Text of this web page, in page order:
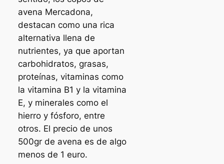
avena Mercadona,
destacan como una rica
alternativa llena de
nutrientes, ya que aportan
carbohidratos, grasas,
proteínas, vitaminas como
la vitamina B1 y la vitamina
E, y minerales como el
hierro y fósforo, entre
otros. El precio de unos
500gr de avena es de algo
menos de 1 euro.